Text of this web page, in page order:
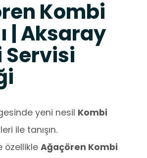
Kombi
| Aksaray
Servisi
yeni nesil Kombi
ile tanışın.
özellikle Ağaçören Kombi